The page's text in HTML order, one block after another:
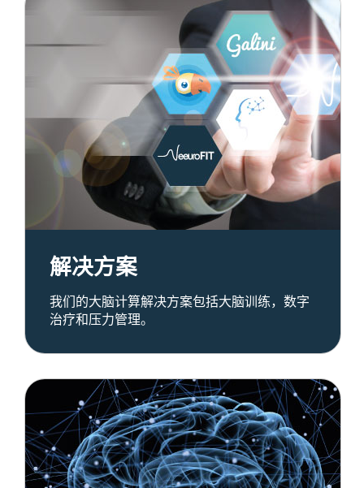
解决方案
我们的大脑计算解决方案包括大脑训练，数字
治疗和压力管理。